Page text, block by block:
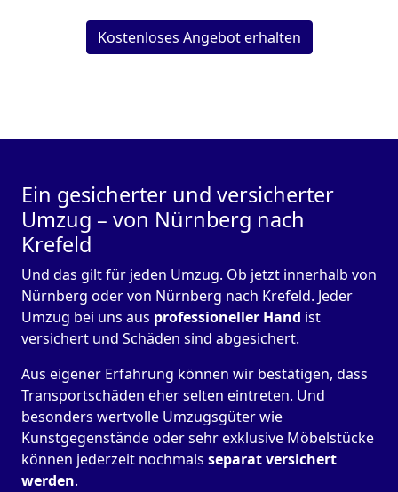
Kostenloses Angebot erhalten
Ein gesicherter und versicherter
Umzug – von Nürnberg nach
Krefeld
Und das gilt für jeden Umzug. Ob jetzt innerhalb von
Nürnberg oder von Nürnberg nach Krefeld. Jeder
Umzug bei uns aus professioneller Hand ist
versichert und Schäden sind abgesichert.
Aus eigener Erfahrung können wir bestätigen, dass
Transportschäden eher selten eintreten. Und
besonders wertvolle Umzugsgüter wie
Kunstgegenstände oder sehr exklusive Möbelstücke
können jederzeit nochmals separat versichert
werden.